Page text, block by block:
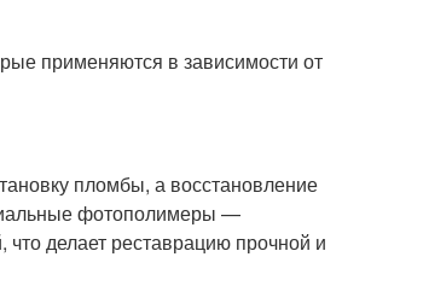
применяются в зависимости от
пломбы, а восстановление
фотополимеры —
что делает реставрацию прочной и